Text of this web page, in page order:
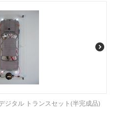
ジタル トランスセット(半完成品)